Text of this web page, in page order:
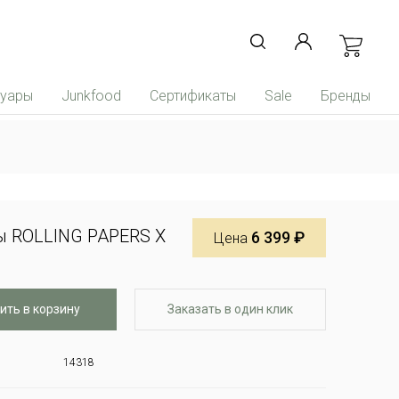
Junkfood Сертификаты Sale Бренды
PAPERS X
Цена 6 399 ₽
в корзину Заказать в один клик
14318